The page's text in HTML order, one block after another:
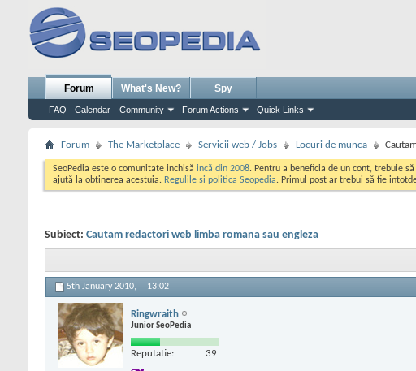
Forum
FAQ Calendar Community Forum Actions Quick Links
What's New? Spy
Forum The Marketplace Servicii web / Jobs Locuri de munca
SeoPedia este o comunitate inchisă incă din 2008. Pentru a beneficia de un cont, trebuie
ajută la obținerea acestuia. Regulile si politica Seopedia. Primul post ar trebui să fie
Subiect: Cautam redactori web limba romana sau engleza
5th January 2010, 13:02
Ringwraith
Junior SeoPedia
Reputatie: 39